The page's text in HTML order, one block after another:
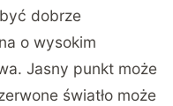
dobrze
o wysokim
Jasny punkt może
światło może